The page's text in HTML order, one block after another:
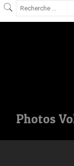
Photos